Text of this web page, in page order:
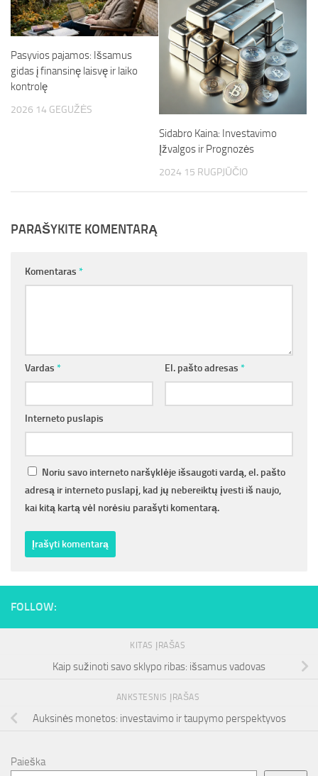
Pasyvios pajamos: Išsamus
gidas į finansinę laisvę ir laiko
kontrolę
2026 14 GEGUŽĖS
Sidabro Kaina: Investavimo
Įžvalgos ir Prognozės
2024 15 RUGPJŪČIO
PARAŠYKITE KOMENTARĄ
Komentaras *
Vardas * El. pašto adresas *
Interneto puslapis
Noriu savo interneto naršyklėje išsaugoti vardą, el. pašto
adresą ir interneto puslapį, kad jų nebereiktų įvesti iš naujo,
kai kitą kartą vėl norėsiu parašyti komentarą.
FOLLOW:
KITAS ĮRAŠAS
Kaip sužinoti savo sklypo ribas: išsamus vadovas
ANKSTESNIS ĮRAŠAS
Auksinės monetos: investavimo ir taupymo perspektyvos
Paieška